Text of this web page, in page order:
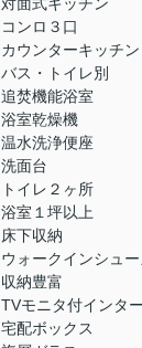
コンロ３口
カウンターキッチン
バス・トイレ別
追焚機能浴室
浴室乾燥機
温水洗浄便座
洗面台
トイレ２ヶ所
浴室１坪以上
床下収納
ウォークインシュ
収納豊富
TVモニタ付インタ
宅配ボックス